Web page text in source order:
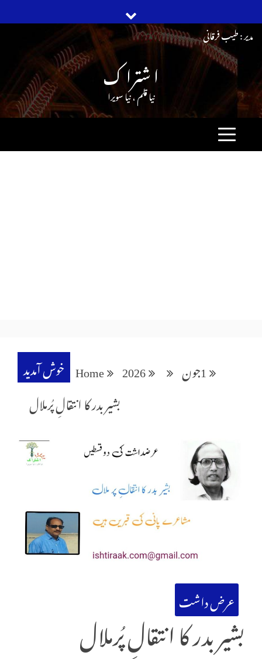
content
مدیر : طیب فرقانی
ا شترا ک
نیا قلم ، نیا سویرا
خوش آمدید Home 2026 جون1
بشیر بدر کا انتقالِ پُرملال
عرض داشت
بشیر بدر کا انتقالِ پُرملال